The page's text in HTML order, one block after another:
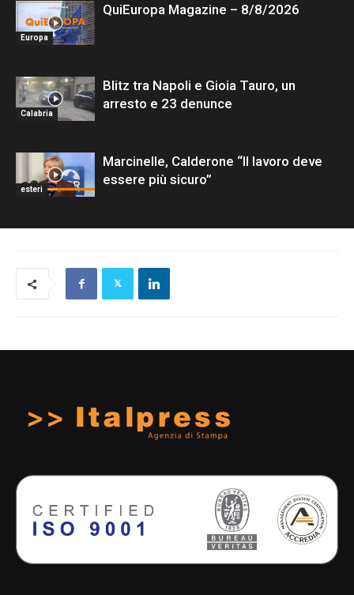
Europa
QuiEuropa Magazine – 8/8/2026
Calabria
Blitz tra Napoli e Gioia Tauro, un
arresto e 23 denunce
esteri
Marcinelle, Calderone “Il lavoro deve
essere più sicuro”